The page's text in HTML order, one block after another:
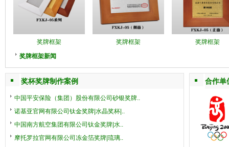
奖牌框架 奖牌框架
奖牌框架
奖牌框架新闻
奖杯奖牌制作案例
中国平安保险（集团）股份有限公司砂银奖牌..
诺基亚官网有限公司钛金奖牌|水晶奖杯|..
中国南方航空集团有限公司钛金奖牌|水..
摩托罗拉官网有限公司冻金箔奖牌|琉璃..
合作单